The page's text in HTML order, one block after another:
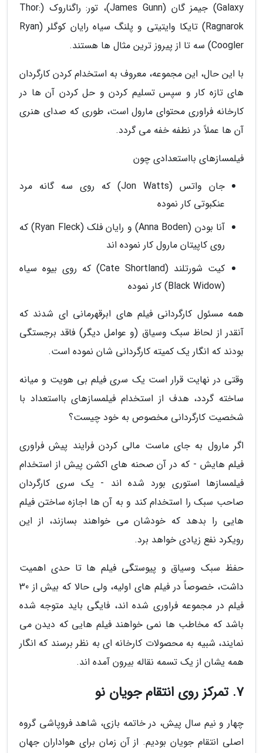
Galaxy) جیمز گان (James Gunn)، تور: راگناروک (Thor:
Ragnarok) تایکا وایتیتی و پلنگ سیاه رایان کوگلر (Ryan
Coogler) سه تا از پیروز ترین مثال ها هستند.
با این حال، این مجموعه، معروف به استخدام کردن کارگردان
های تازه کار و سپس تسلیم کردن و حل کردن آن ها در
کارخانه فراوری محتوای مارول است، طوری که صدای هنری
آن ها عملاً در نطفه خفه می گردد.
فیلمسازهای بااستعدادی چون
جان واتس (Jon Watts) که روی سه گانه مرد
عنکبوتی کار نموده
آنا بودن (Anna Boden) و رایان فلک (Ryan Fleck) که
روی کاپیتان مارول کار نموده اند
کیت شورتلند (Cate Shortland) که روی بیوه سیاه
(Black Widow) کار نموده
همه مسئول کارگردانی فیلم های ابرقهرمانی ای شدند که
آنقدر از لحاظ سبک وسیاق (و عوامل دیگر) فاقد برجستگی
بودند که انگار یک کمیته کارگردانی شان نموده است.
وقتی در نهایت قرار است یک سری فیلم بی هویت و میانه
ساخته گردد، هدف از استخدام فیلمسازهای بااستعداد با
شخصیت کارگردانی مخصوص به خود چیست؟
اگر مارول به جای ماست مالی کردن فرایند پیش فراوری
فیلم هایش - که در آن صحنه های اکشن پیش از استخدام
فیلمسازها استوری بورد شده اند - یک سری کارگردان
صاحب سبک را استخدام کند و به آن ها اجازه ساختن فیلم
هایی را بدهد که خودشان می خواهند بسازند، از این
رویکرد نفع زیادی خواهد برد.
حفظ سبک وسیاق و پیوستگی فیلم ها تا حدی اهمیت
داشت، خصوصاً در فیلم های اولیه، ولی حالا که بیش از 30
فیلم در مجموعه فراوری شده اند، فایگی باید متوجه شده
باشد که مخاطب ها نمی خواهند فیلم هایی که دیدن می
نمایند، شبیه به محصولات کارخانه ای به نظر برسند که انگار
همه یشان از یک تسمه نقاله بیرون آمده اند.
7. تمرکز روی انتقام جویان نو
چهار و نیم سال پیش، در خاتمه بازی، شاهد فروپاشی گروه
اصلی انتقام جویان بودیم. از آن زمان برای هواداران جهان